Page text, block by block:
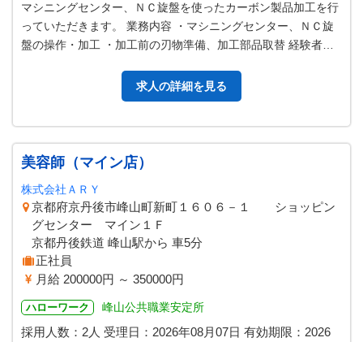
マシニングセンター、ＮＣ旋盤を使ったカーボン製品加工を行
っていただきます。 業務内容 ・マシニングセンター、ＮＣ旋
盤の操作・加工 ・加工前の刃物準備、加工部品取替 経験者歓
求人の詳細を見る
美容師（マイン店）
株式会社ＡＲＹ
京都府京丹後市峰山町新町１６０６－１ ショッピン
グセンター マイン１Ｆ
京都丹後鉄道 峰山駅から 車5分
正社員
月給 200000円 ～ 350000円
ハローワーク 峰山公共職業安定所
採用人数：2人 受理日： 2026年08月07日 有効期限： 2026